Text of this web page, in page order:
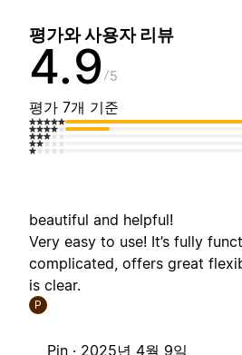
평가와 사용자 리뷰
4.9 5
평가 7개 기준
beautiful and helpful!
Very easy to use! It’s fully
complicated, offers great
is clear.
P
Pin · 2025년 4월 9일